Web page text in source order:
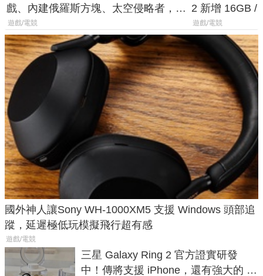
戲、內建俄羅斯方塊、太空侵略者，不
過竟然不能連手機？
遊戲/電競
2 新增 16GB /
選擇
遊戲/電競
國外神人讓Sony WH-1000XM5 支援 Windows 頭部追
蹤，延遲極低玩模擬飛行超有感
遊戲/電競
三星 Galaxy Ring 2 官方證實研發
中！傳將支援 iPhone，還有強大的 AI